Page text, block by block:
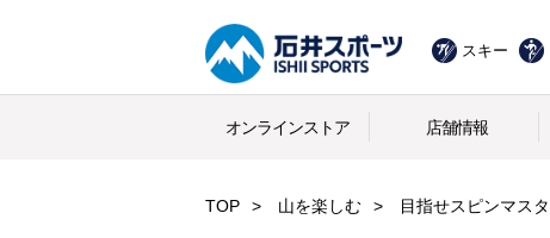
スキー
オンラインストア 店舗情報
TOP 山を楽しむ 目指せスピンマス